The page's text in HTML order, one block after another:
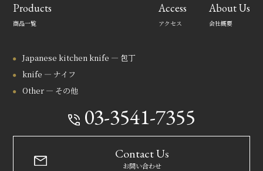
Products
商品一覧
Japanese kitchen knife — 包丁
knife — ナイフ
Other — その他
Access
アクセス
About Us
会社概要
03-3541-7355
Contact Us
お問い合わせ